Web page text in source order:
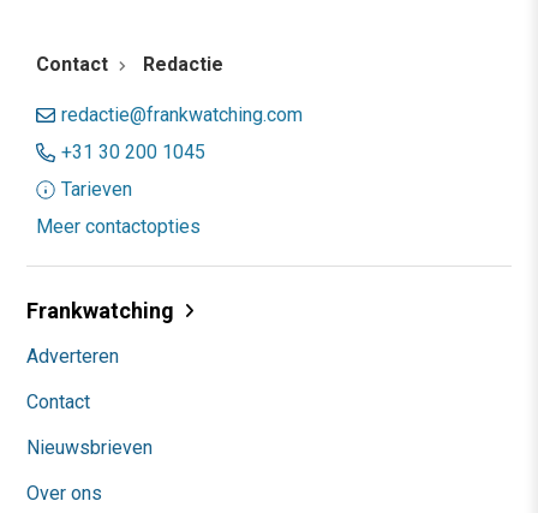
Contact Redactie
redactie@frankwatching.com
+31 30 200 1045
Tarieven
Meer contactopties
Frankwatching
Adverteren
Contact
Nieuwsbrieven
Over ons